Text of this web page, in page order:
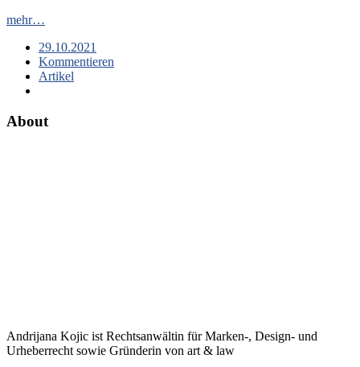
mehr…
29.10.2021
Kommentieren
Artikel
About
Andrijana Kojic ist Rechtsanwältin für Marken-, Design- und
Urheberrecht sowie Gründerin von art & law